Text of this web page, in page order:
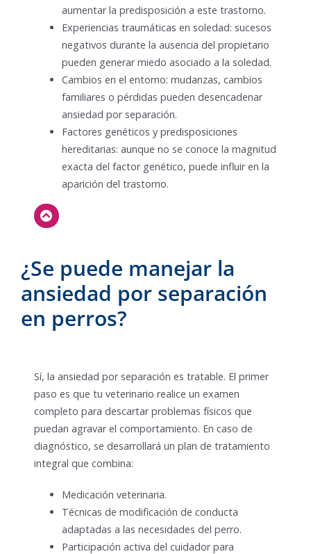
aumentar la predisposición a este trastorno.
Experiencias traumáticas en soledad: sucesos
negativos durante la ausencia del propietario
pueden generar miedo asociado a la soledad.
Cambios en el entorno: mudanzas, cambios
familiares o pérdidas pueden desencadenar
ansiedad por separación.
Factores genéticos y predisposiciones
hereditarias: aunque no se conoce la magnitud
exacta del factor genético, puede influir en la
aparición del trastorno.
¿Se puede manejar la
ansiedad por separación
en perros?
Sí, la ansiedad por separación es tratable. El primer
paso es que tu veterinario realice un examen
completo para descartar problemas físicos que
puedan agravar el comportamiento. En caso de
diagnóstico, se desarrollará un plan de tratamiento
integral que combina:
Medicación veterinaria.
Técnicas de modificación de conducta
adaptadas a las necesidades del perro.
Participación activa del cuidador para